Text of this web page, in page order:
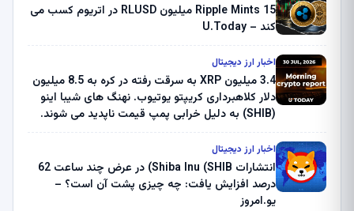
Ripple Mints 15 میلیون RLUSD در اتریوم کسب می
کند – U.Today
اخبار ارز دیجیتال
3.4 میلیون XRP به سرقت رفته در کره به 8.5 میلیون
دلار کلاهبرداری کریپتو یوتیوب. نهنگ های شیبا اینو
(SHIB) به دلیل خرابی پمپ قیمت ناپدید می شوند.
ثبت کرد – گزارش کریپتو صبح – U.Today
اخبار ارز دیجیتال
انتشارات Shiba Inu (SHIB) در عرض چند ساعت 62
درصد افزایش یافت: چه چیزی پشت آن است؟ –
یو.امروز